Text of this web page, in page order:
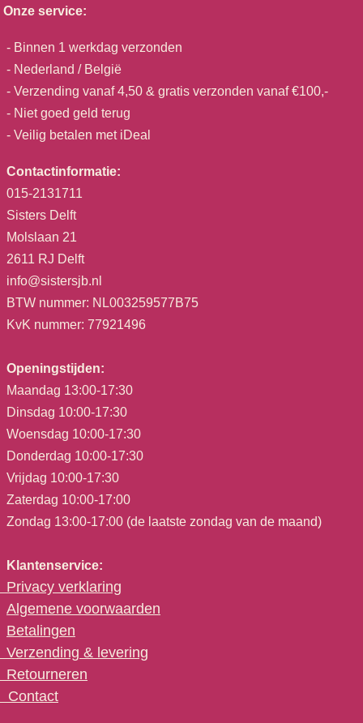
Onze service:
- Binnen 1 werkdag verzonden
- Nederland / België
- Verzending vanaf 4,50 & gratis verzonden vanaf €100,-
- Niet goed geld terug
- Veilig betalen met iDeal
Contactinformatie:
015-2131711
Sisters Delft
Molslaan 21
2611 RJ Delft
info@sistersjb.nl
BTW nummer: NL003259577B75
KvK nummer: 77921496
Openingstijden:
Maandag 13:00-17:30
Dinsdag 10:00-17:30
Woensdag 10:00-17:30
Donderdag 10:00-17:30
Vrijdag 10:00-17:30
Zaterdag 10:00-17:00
Zondag 13:00-17:00 (de laatste zondag van de maand)
Klantenservice:
Privacy verklaring
Algemene voorwaarden
Betalingen
Verzending & levering
Retourneren
Contact